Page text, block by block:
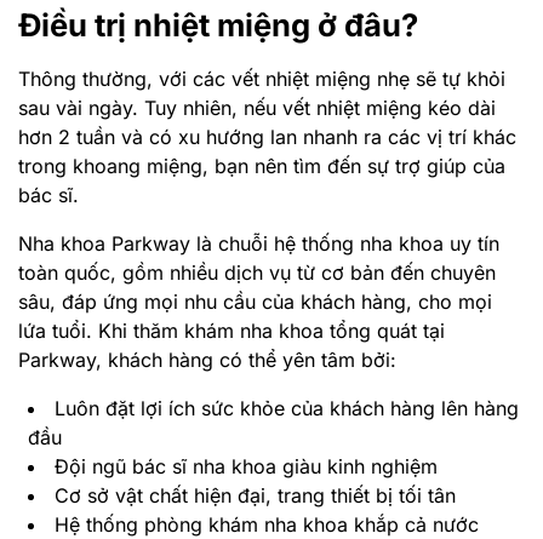
Điều trị nhiệt miệng ở đâu?
Thông thường, với các vết nhiệt miệng nhẹ sẽ tự khỏi
sau vài ngày. Tuy nhiên, nếu vết nhiệt miệng kéo dài
hơn 2 tuần và có xu hướng lan nhanh ra các vị trí khác
trong khoang miệng, bạn nên tìm đến sự trợ giúp của
bác sĩ.
Nha khoa Parkway là chuỗi hệ thống nha khoa uy tín
toàn quốc, gồm nhiều dịch vụ từ cơ bản đến chuyên
sâu, đáp ứng mọi nhu cầu của khách hàng, cho mọi
lứa tuổi. Khi thăm khám nha khoa tổng quát tại
Parkway, khách hàng có thể yên tâm bởi:
Luôn đặt lợi ích sức khỏe của khách hàng lên hàng
đầu
Đội ngũ bác sĩ nha khoa giàu kinh nghiệm
Cơ sở vật chất hiện đại, trang thiết bị tối tân
Hệ thống phòng khám nha khoa khắp cả nước